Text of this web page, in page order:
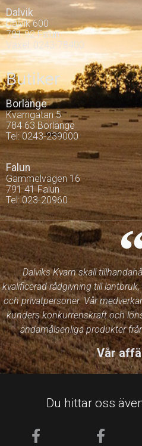
Dalvik
Dalvik 600
791 92 Falun
Växel: 0243-78400
Butiker
Borlänge
Kvarngatan 5
784 63 Borlänge
Tel: 0243-239000
Falun
Gammelvägen 16
791 41 Falun
Tel: 023-20960
Dalviks Kvarn skall
kvalificerad rådgivning till
och privatpersoner. Vår
kunders konkurrenskraft och
ändamålsenliga produkter
Vår
Du hittar oss